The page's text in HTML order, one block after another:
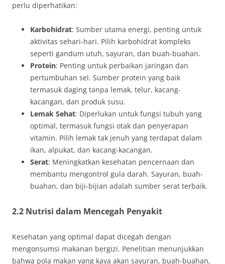
perlu diperhatikan:
Karbohidrat: Sumber utama energi, penting untuk
aktivitas sehari-hari. Pilih karbohidrat kompleks
seperti gandum utuh, sayuran, dan buah-buahan.
Protein: Penting untuk perbaikan jaringan dan
pertumbuhan sel. Sumber protein yang baik
termasuk daging tanpa lemak, telur, kacang-
kacangan, dan produk susu.
Lemak Sehat: Diperlukan untuk fungsi tubuh yang
optimal, termasuk fungsi otak dan penyerapan
vitamin. Pilih lemak tak jenuh yang terdapat dalam
ikan, alpukat, dan kacang-kacangan.
Serat: Meningkatkan kesehatan pencernaan dan
membantu mengontrol gula darah. Sayuran, buah-
buahan, dan biji-bijian adalah sumber serat terbaik.
2.2 Nutrisi dalam Mencegah Penyakit
Kesehatan yang optimal dapat dicegah dengan
mengonsumsi makanan bergizi. Penelitian menunjukkan
bahwa pola makan yang kaya akan sayuran, buah-buahan,